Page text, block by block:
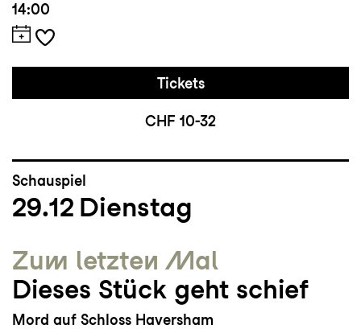
14:00
Tickets
CHF 10-32
Schauspiel
29.12 Dienstag
Zum letzten Mal
Dieses Stück geht schief
Mord auf Schloss Haversham